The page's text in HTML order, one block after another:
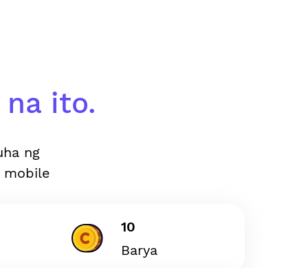
ito.
ng
mobile
10
Barya